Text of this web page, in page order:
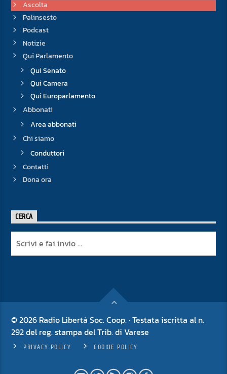
Ascolta
Palinsesto
Podcast
Notizie
Qui Parlamento
Qui Senato
Qui Camera
Qui Europarlamento
Abbonati
Area abbonati
Chi siamo
Conduttori
Contatti
Dona ora
CERCA
© 2026 Radio Libertà Soc. Coop. · Testata iscritta al n.
292 del reg. stampa del Trib. di Varese
PRIVACY POLICY COOKIE POLICY